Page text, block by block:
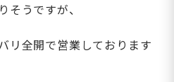
そうですが、
リ全開で営業しております